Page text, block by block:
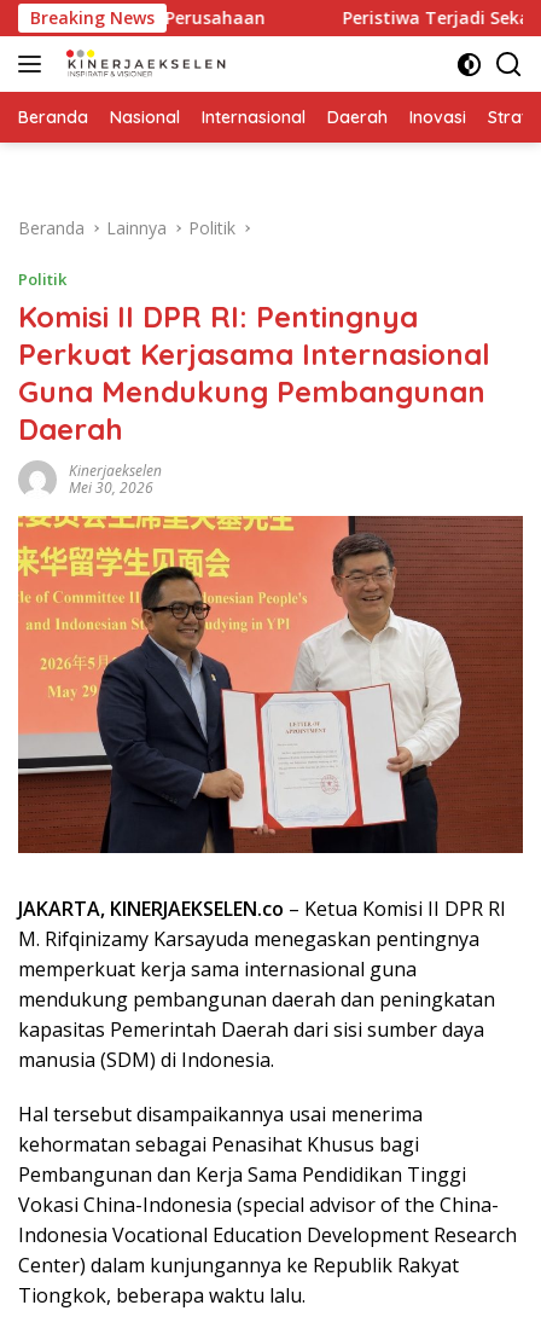
Langsung
ke
konten
Breaking News
Bagi Perusahaan Peristiwa Terjadi Sekali,
Beranda Nasional Internasional Daerah Inovasi
Beranda Lainnya Politik
Politik
Komisi II DPR RI: Pentingnya
Perkuat Kerjasama Internasional
Guna Mendukung Pembangunan
Daerah
Kinerjaekselen
Mei 30, 2026
JAKARTA, KINERJAEKSELEN.co – Ketua Komisi II DPR RI
M. Rifqinizamy Karsayuda menegaskan pentingnya
memperkuat kerja sama internasional guna
mendukung pembangunan daerah dan peningkatan
kapasitas Pemerintah Daerah dari sisi sumber daya
manusia (SDM) di Indonesia.
Hal tersebut disampaikannya usai menerima
kehormatan sebagai Penasihat Khusus bagi
Pembangunan dan Kerja Sama Pendidikan Tinggi
Vokasi China-Indonesia (special advisor of the China-
Indonesia Vocational Education Development Research
Center) dalam kunjungannya ke Republik Rakyat
Tiongkok, beberapa waktu lalu.